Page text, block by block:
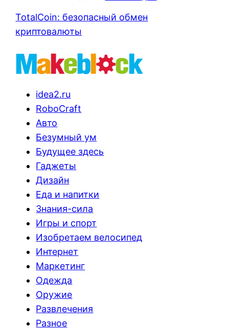
TotalCoin: безопасный обмен
криптовалюты
idea2.ru
RoboCraft
Авто
Безумный ум
Будущее здесь
Гаджеты
Дизайн
Еда и напитки
Знания-сила
Игры и спорт
Изобретаем велосипед
Интернет
Маркетинг
Одежда
Оружие
Развлечения
Разное